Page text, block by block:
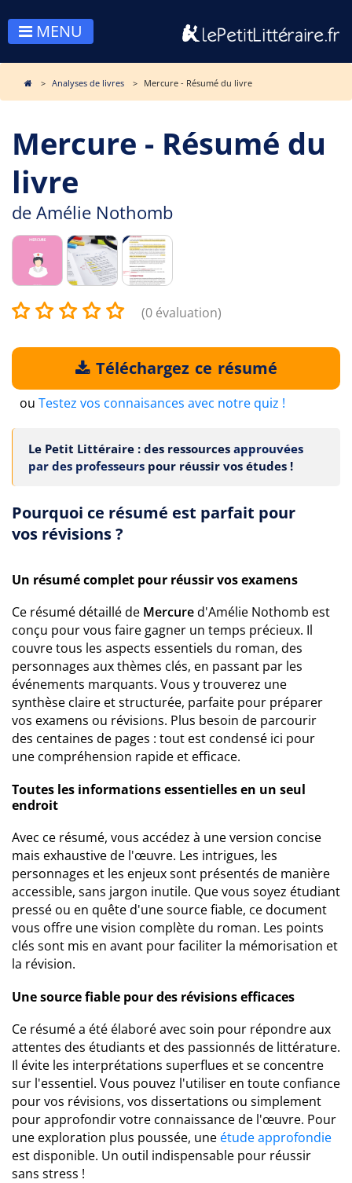
MENU
Analyses de livres Mercure - Résumé du livre
Mercure - Résumé du
livre
de Amélie Nothomb
(0 évaluation)
Téléchargez ce résumé
ou Testez vos connaisances avec notre quiz !
Le Petit Littéraire : des ressources approuvées
par des professeurs pour réussir vos études !
Pourquoi ce résumé est parfait pour
vos révisions ?
Un résumé complet pour réussir vos examens
Ce résumé détaillé de Mercured'Amélie Nothomb est
conçu pour vous faire gagner un temps précieux. Il
couvre tous les aspects essentiels du roman, des
personnages aux thèmes clés, en passant par les
événements marquants. Vous y trouverez une
synthèse claire et structurée, parfaite pour préparer
vos examens ou révisions. Plus besoin de parcourir
des centaines de pages : tout est condensé ici pour
une compréhension rapide et efficace.
Toutes les informations essentielles en un seul
endroit
Avec ce résumé, vous accédez à une version concise
mais exhaustive de l'œuvre. Les intrigues, les
personnages et les enjeux sont présentés de manière
accessible, sans jargon inutile. Que vous soyez étudiant
pressé ou en quête d'une source fiable, ce document
vous offre une vision complète du roman. Les points
clés sont mis en avant pour faciliter la mémorisation et
la révision.
Une source fiable pour des révisions efficaces
Ce résumé a été élaboré avec soin pour répondre aux
attentes des étudiants et des passionnés de littérature.
Il évite les interprétations superflues et se concentre
sur l'essentiel. Vous pouvez l'utiliser en toute confiance
pour vos révisions, vos dissertations ou simplement
pour approfondir votre connaissance de l'œuvre. Pour
une exploration plus poussée, une étude approfondie
est disponible. Un outil indispensable pour réussir
sans stress !